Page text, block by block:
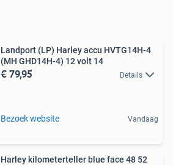
Landport (LP) Harley accu HVTG14H-4
(MH GHD14H-4) 12 volt 14
€ 79,95 Details
Bezoek website Vandaag
Harley kilometerteller blue face 48 52